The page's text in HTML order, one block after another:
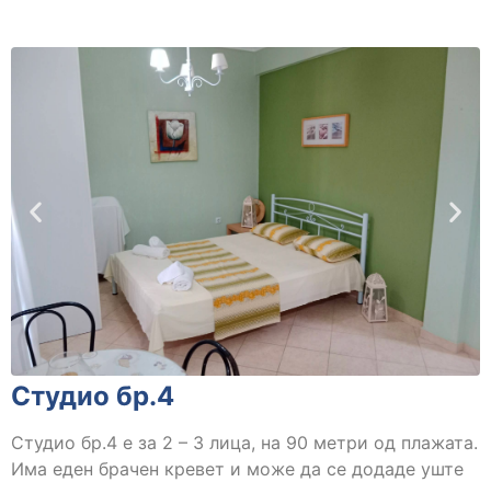
Студио бр.4
Студио бр.4 е за 2 – 3 лица, на 90 метри од плажата.
Има еден брачен кревет и може да се додаде уште